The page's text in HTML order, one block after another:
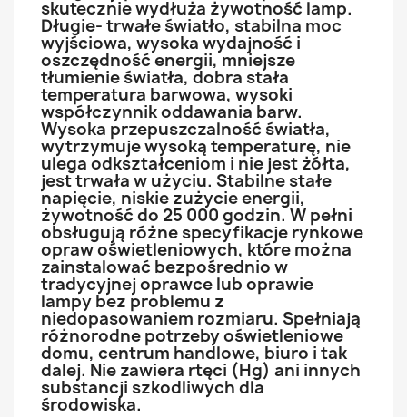
skutecznie wydłuża żywotność lamp.
Długie- trwałe światło, stabilna moc
wyjściowa, wysoka wydajność i
oszczędność energii, mniejsze
tłumienie światła, dobra stała
temperatura barwowa, wysoki
współczynnik oddawania barw.
Wysoka przepuszczalność światła,
wytrzymuje wysoką temperaturę, nie
ulega odkształceniom i nie jest żółta,
jest trwała w użyciu. Stabilne stałe
napięcie, niskie zużycie energii,
żywotność do 25 000 godzin. W pełni
obsługują różne specyfikacje rynkowe
opraw oświetleniowych, które można
zainstalować bezpośrednio w
tradycyjnej oprawce lub oprawie
lampy bez problemu z
niedopasowaniem rozmiaru. Spełniają
różnorodne potrzeby oświetleniowe
domu, centrum handlowe, biuro i tak
dalej. Nie zawiera rtęci (Hg) ani innych
substancji szkodliwych dla
środowiska.